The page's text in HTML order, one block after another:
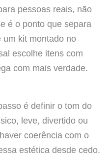
pessoas reais, não
é o ponto que separa
um kit montado no
escolhe itens com
com mais verdade.
é definir o tom do
leve, divertido ou
coerência com o
estética desde cedo,